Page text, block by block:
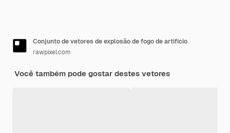
Conjunto de vetores de explosão de fogo de artifício
rawpixel.com
Você também pode gostar destes vetores